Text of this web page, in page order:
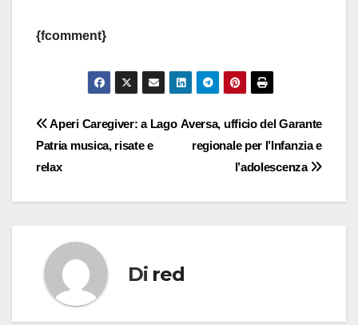
{fcomment}
Navigazione
articoli
Aversa, ufficio del Garante
regionale per l’Infanzia e
l’adolescenza
Aperi Caregiver: a Lago
Patria musica, risate e
relax
Di red